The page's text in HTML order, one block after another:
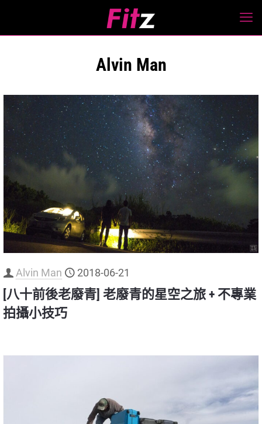
Alvin Man
Alvin Man 2018-06-21
[八十前後老廢青] 老廢青的星空之旅 + 不專業
拍攝小技巧